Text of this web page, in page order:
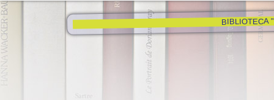
BIBLIOTECA